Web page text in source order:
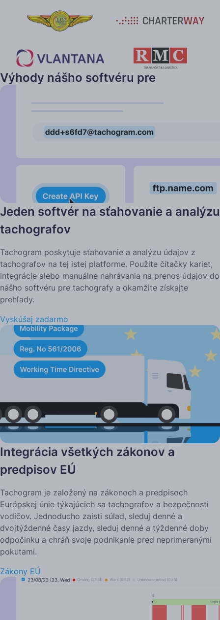
Výhody nášho softvéru pre
Jeden softvér na sťahovanie a analýzu
tachografov
Tachogram poskytuje sťahovanie a analýzu údajov z
tachografov na tej istej platforme. Použite čítačky kariet,
integrácie alebo manuálne nahrávania na prenos údajov do
nášho softvéru pre tachografy a okamžite získajte
prehľady.
Vyskúšaj zadarmo
Integrácia všetkých zákonov a
predpisov EÚ
Tachogram je založený na zákonoch a predpisoch
Európskej únie týkajúcich sa tachografov a bezpečnosti
vodičov. Jednoducho zaisti súlad, sleduj denné a
dvojtýždenné časy jazdy, sleduj denné a týždenné doby
odpočinku a chráň svoje podnikanie pred neprimeranými
pokutami.
Zákony EÚ